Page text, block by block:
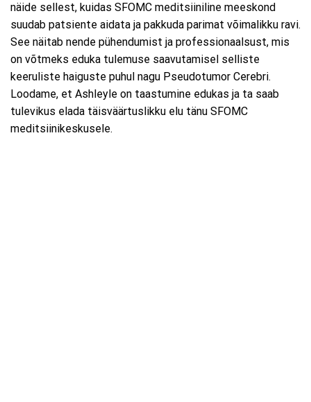
näide sellest, kuidas SFOMC meditsiiniline meeskond
suudab patsiente aidata ja pakkuda parimat võimalikku ravi.
See näitab nende pühendumist ja professionaalsust, mis
on võtmeks eduka tulemuse saavutamisel selliste
keeruliste haiguste puhul nagu Pseudotumor Cerebri.
Loodame, et Ashleyle on taastumine edukas ja ta saab
tulevikus elada täisväärtuslikku elu tänu SFOMC
meditsiinikeskusele.